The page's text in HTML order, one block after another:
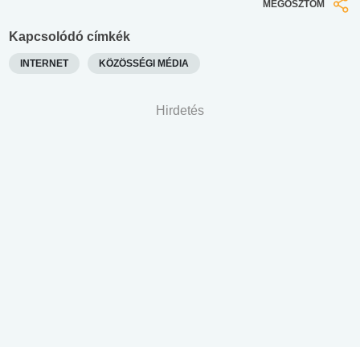
MEGOSZTOM
Kapcsolódó címkék
INTERNET KÖZÖSSÉGI MÉDIA
Hirdetés